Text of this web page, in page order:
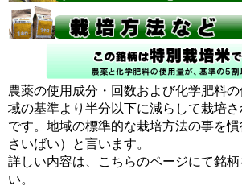
農薬の使用成分・回数および化学肥料
域の基準より半分以下に減らして栽培
です。地域の標準的な栽培方法の事を
さいばい）と言います。
詳しい内容は、こちらのページにて銘
い。